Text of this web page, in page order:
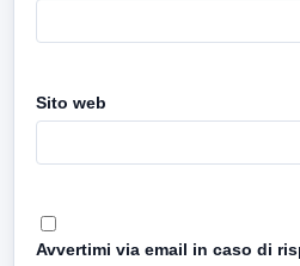
Sito web
Avvertimi via email in caso di